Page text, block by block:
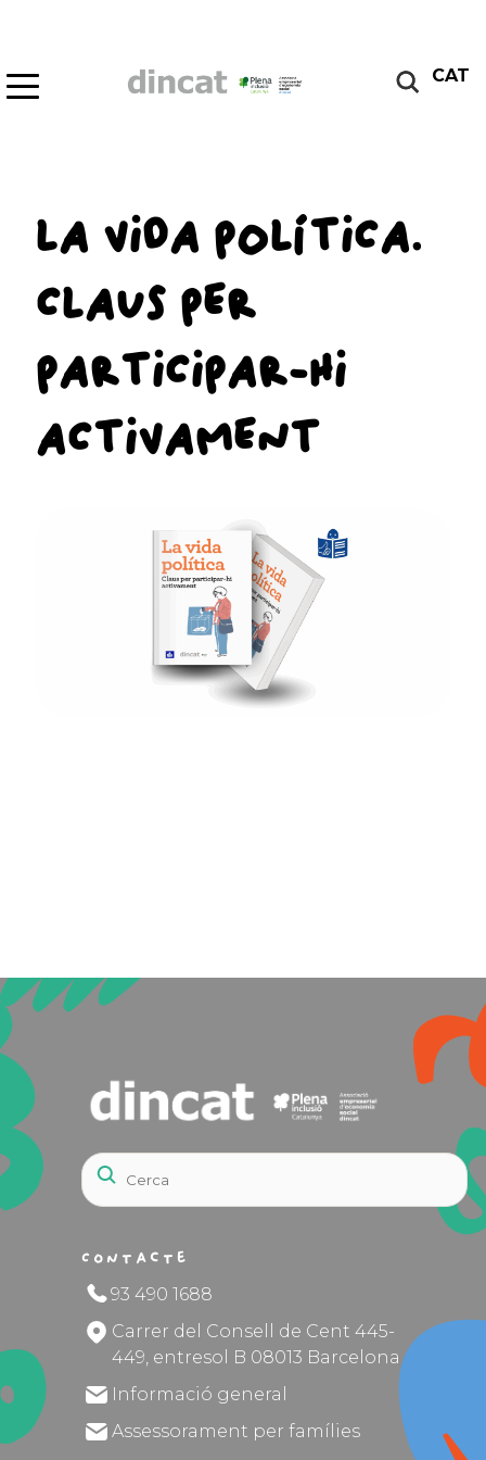
CAT
LA VIDA POLÍTICA.
CLAUS PER
PARTICIPAR-HI
ACTIVAMENT
Contacte
93 490 1688
Carrer del Consell de Cent 445-
449, entresol B 08013 Barcelona
Informació general
Assessorament per famílies